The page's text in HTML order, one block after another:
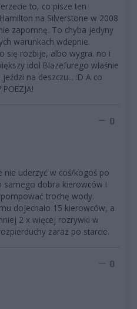
to, co pisze ten
na Silverstone w 2008
zapomnę. To chyba jedyny
warunkach wdepnie
się rozbije, albo wygra. no i
idol Blazefurego właśnie
na deszczu... :D A co
0
nie uderzyć w coś/kogoś po
samego dobra kierowców i
trochę wody.
dojechało 15 kierowców, a
2 x więcej rozrywki w
zaraz po starcie.
0